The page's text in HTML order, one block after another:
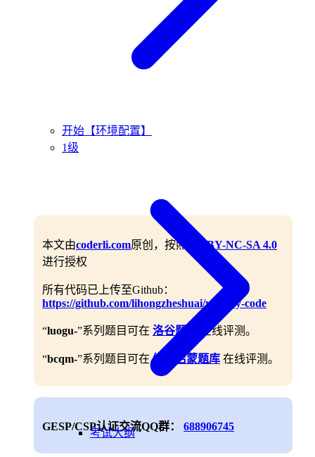
开始【环境配置】
1级
考试大纲
本文由coderli.com原创，按照
CC BY-NC-SA 4.0
进行授权
所有代码已上传至Github：
https://github.com/lihongzheshuai/yummy-code
“luogu-”系列题目可在 洛谷题库 在线评测。
“bcqm-”系列题目可在编程启蒙题库 在线评测。
GESP/CSP认证交流QQ群： 688906745